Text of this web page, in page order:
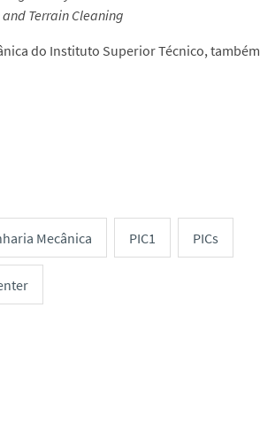
Terrain Cleaning
do Instituto Superior Técnico, também
Mecânica PIC1 PICs